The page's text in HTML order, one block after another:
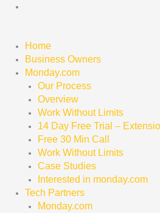
Skip
Home
Business Owners
Monday.com
Our Process
Overview
Work Without Limits
14 Day Free Trial –
Free 30 Min Call
Work Without Limits
Case Studies
Interested in monday.com
Tech Partners
Monday.com